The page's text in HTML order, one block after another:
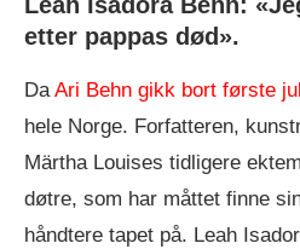
Leah Isadora Behn:
etter pappas død».
DaAri Behn gikk bort første
hele Norge. Forfatteren,
Märtha Louises tidligere
døtre, som har måttet finne
håndtere tapet på. Leah